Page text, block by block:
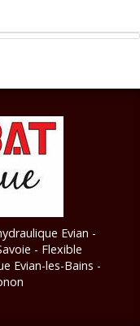
Evian -
- Flexible
Evian-les-Bains -